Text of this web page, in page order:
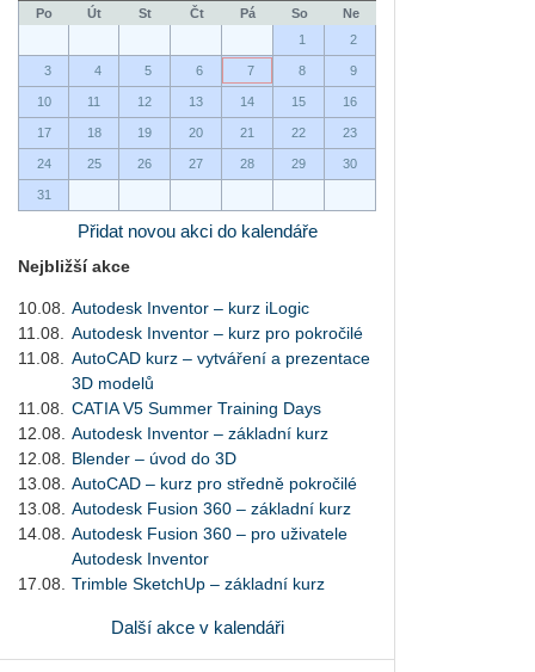
Po Út St Čt Pá So
Ne
1
2
3 4 5 6 7 8 9
10 11 12 13 14 15 16
17 18 19 20 21 22 23
24 25 26 27 28 29 30
31
Přidat novou akci do kalendáře
Nejbližší akce
10.08.
Autodesk Inventor – kurz iLogic
11.08.
Autodesk Inventor – kurz pro pokročilé
11.08.
AutoCAD kurz – vytváření a prezentace
3D modelů
11.08.
CATIA V5 Summer Training Days
12.08.
Autodesk Inventor – základní kurz
12.08.
Blender – úvod do 3D
13.08.
AutoCAD – kurz pro středně pokročilé
13.08.
Autodesk Fusion 360 – základní kurz
14.08.
Autodesk Fusion 360 – pro uživatele
Autodesk Inventor
17.08.
Trimble SketchUp – základní kurz
Další akce v kalendáři